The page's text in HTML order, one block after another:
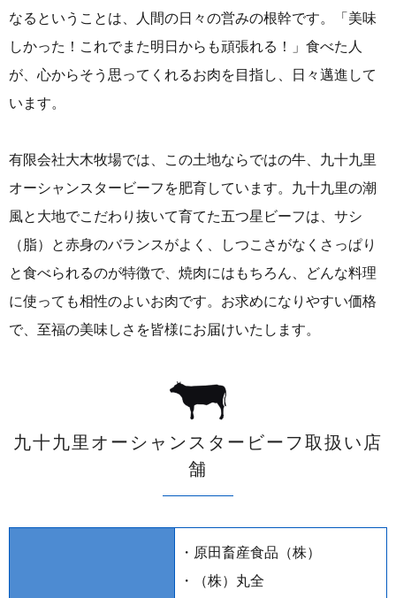
なるということは、人間の日々の営みの根幹です。「美味
しかった！これでまた明日からも頑張れる！」食べた人
が、心からそう思ってくれるお肉を目指し、日々邁進して
います。
有限会社大木牧場では、この土地ならではの牛、九十九里
オーシャンスタービーフを肥育しています。九十九里の潮
風と大地でこだわり抜いて育てた五つ星ビーフは、サシ
（脂）と赤身のバランスがよく、しつこさがなくさっぱり
と食べられるのが特徴で、焼肉にはもちろん、どんな料理
に使っても相性のよいお肉です。お求めになりやすい価格
で、至福の美味しさを皆様にお届けいたします。
九十九里オーシャンスタービーフ取扱い店
舗
・原田畜産食品（株）
・（株）丸全